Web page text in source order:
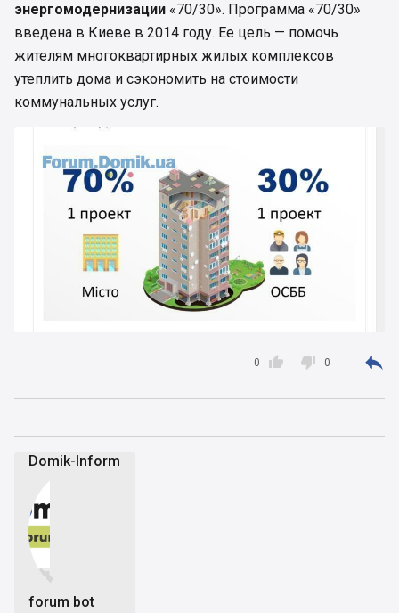
энергомодернизации «70/30». Программа «70/30»
введена в Киеве в 2014 году. Ее цель — помочь
жителям многоквартирных жилых комплексов
утеплить дома и сэкономить на стоимости
коммунальных услуг.

0  0 
Domik-Inform


forum bot